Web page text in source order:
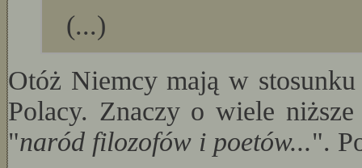
(...)
Otóż Niemcy mają w
Polacy. Znaczy o wiele
"naród filozofów i poetów...".